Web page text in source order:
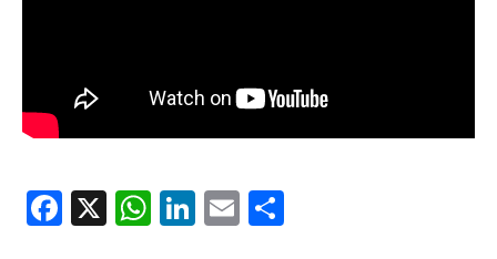
Facebook
X WhatsApp
LinkedIn
Email